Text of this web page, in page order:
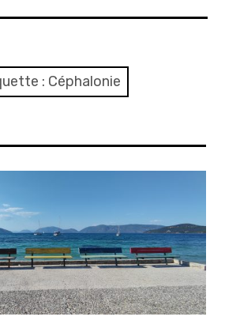
: Céphalonie